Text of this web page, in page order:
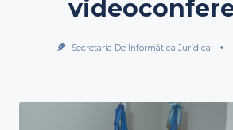
Secretaría De Informática Jurídica